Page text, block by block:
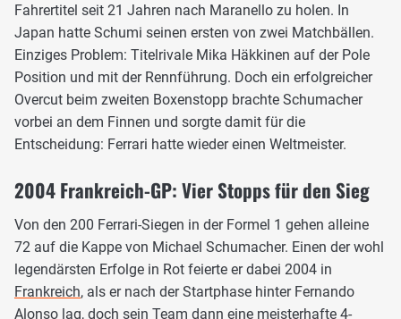
Fahrertitel seit 21 Jahren nach Maranello zu holen. In
Japan hatte Schumi seinen ersten von zwei Matchbällen.
Einziges Problem: Titelrivale Mika Häkkinen auf der Pole
Position und mit der Rennführung. Doch ein erfolgreicher
Overcut beim zweiten Boxenstopp brachte Schumacher
vorbei an dem Finnen und sorgte damit für die
Entscheidung: Ferrari hatte wieder einen Weltmeister.
2004 Frankreich-GP: Vier Stopps für den Sieg
Von den 200 Ferrari-Siegen in der Formel 1 gehen alleine
72 auf die Kappe von Michael Schumacher. Einen der wohl
legendärsten Erfolge in Rot feierte er dabei 2004 in
Frankreich, als er nach der Startphase hinter Fernando
Alonso lag, doch sein Team dann eine meisterhafte 4-